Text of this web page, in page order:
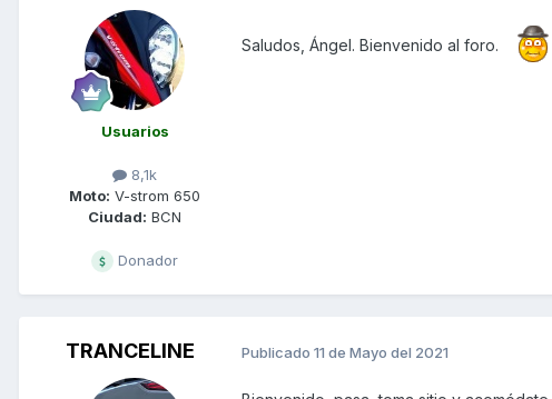
Usuarios
8,1k
Moto: V-strom 650
Ciudad: BCN
Donador
Saludos, Ángel. Bienvenido al foro.
TRANCELINE Publicado 11 de Mayo del 2021